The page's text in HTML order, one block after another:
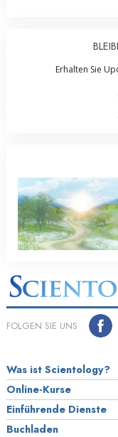
Erhalten Sie
FOLGEN SIE UNS
Was ist Scientology?
Online-Kurse
Einführende Dienste
Buchladen